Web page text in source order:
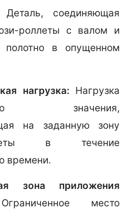
Деталь, соединяющая
роллеты с валом и
полотно в опущенном
нагрузка: Нагрузка
значения,
на заданную зону
в течение
времени.
зона приложения
Ограниченное место